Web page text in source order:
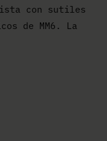
con sutiles
de MM6. La
de la Maison,
de